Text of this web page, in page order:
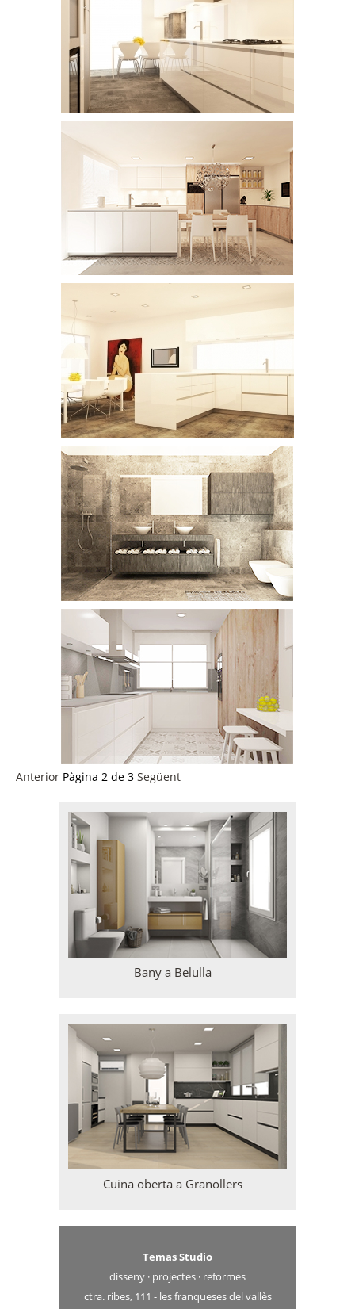
Anterior Pàgina 2 de 3 Següent
Bany a Belulla
Cuina oberta a Granollers
Temas Studio
disseny · projectes · reformes
ctra. ribes, 111 - les franqueses del vallès